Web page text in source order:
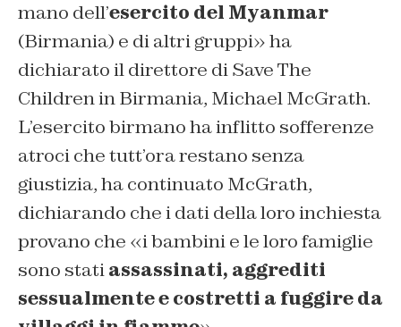
mano dell’esercito del Myanmar
(Birmania) e di altri gruppi» ha
dichiarato il direttore di Save The
Children in Birmania, Michael McGrath.
L’esercito birmano ha inflitto sofferenze
atroci che tutt’ora restano senza
giustizia, ha continuato McGrath,
dichiarando che i dati della loro inchiesta
provano che «i bambini e le loro famiglie
sono statiassassinati, aggrediti
sessualmente e costretti a fuggire da